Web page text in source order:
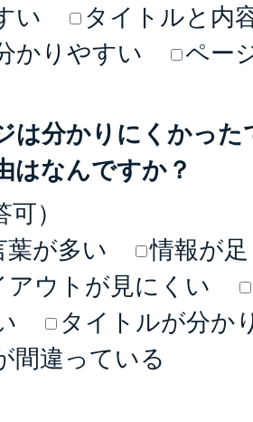
い
タイトルと内
かりやすい
ペー
は分かりにくかっ
はなんですか？
可）
葉が多い
情報が
アウトが見にくい
タイトルが分か
間違っている